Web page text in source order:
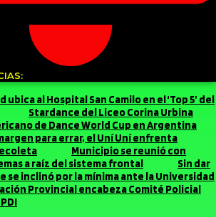
al Hospital San Camilo en el ‘Top 5’ del
Stardance del Liceo Corina Urbina
de Dance World Cup en Argentina
para errar, el Uní Uní enfrenta
Municipio se reunió con
a raíz del sistema frontal
Sin dar
se inclinó por la mínima ante la Universidad
Provincial encabeza Comité Policial